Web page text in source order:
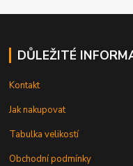
DŮLEŽITÉ
Kontakt
Jak nakupovat
Tabulka velikostí
Obchodní podmínky